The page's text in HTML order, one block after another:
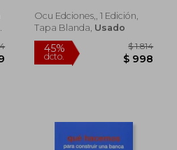
Ocu Edciones,, 1 Edición,
Tapa Blanda, Usado